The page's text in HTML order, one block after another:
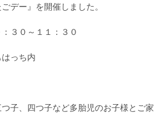
デー』を開催しました。
３０～１１：３０
っち内
つ子、四つ子など多胎児のお子様とご家